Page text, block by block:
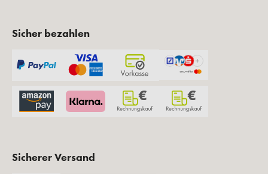
Sicher bezahlen
Sicherer Versand